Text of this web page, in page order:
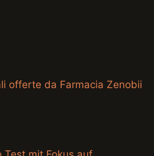
offerte da Farmacia Zenobii